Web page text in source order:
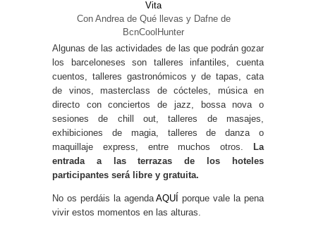
Vita
Con Andrea de Qué llevas y Dafne de
BcnCoolHunter
Algunas de las actividades de las que podrán gozar
los barceloneses son talleres infantiles, cuenta
cuentos, talleres gastronómicos y de tapas, cata
de vinos, masterclass de cócteles, música en
directo con conciertos de jazz, bossa nova o
sesiones de chill out, talleres de masajes,
exhibiciones de magia, talleres de danza o
maquillaje express, entre muchos otros. La
entrada a las terrazas de los hoteles
participantes será libre y gratuita.
No os perdáis la agendaAQUÍ porque vale la pena
vivir estos momentos en las alturas.